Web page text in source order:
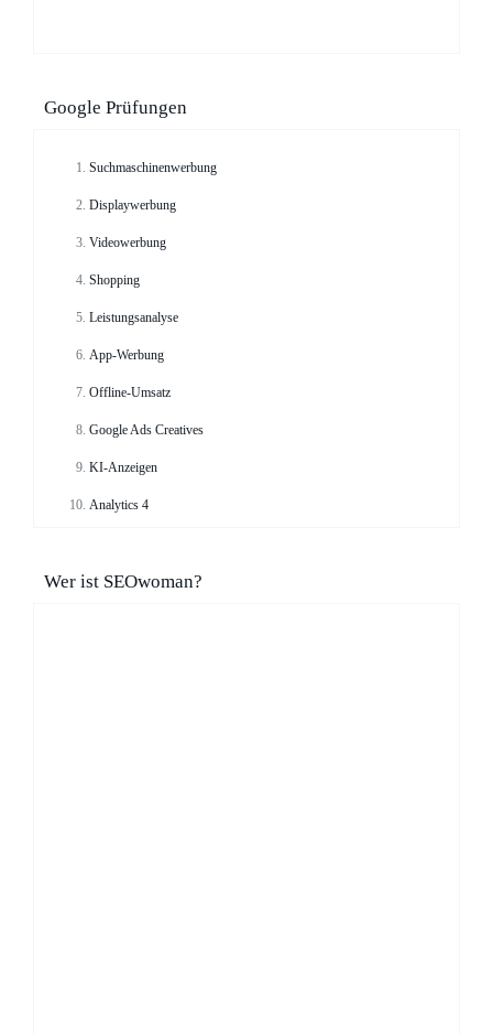
Google Prüfungen
Suchmaschinenwerbung
Displaywerbung
Videowerbung
Shopping
Leistungsanalyse
App-Werbung
Offline-Umsatz
Google Ads Creatives
KI-Anzeigen
Analytics 4
Wer ist SEOwoman?